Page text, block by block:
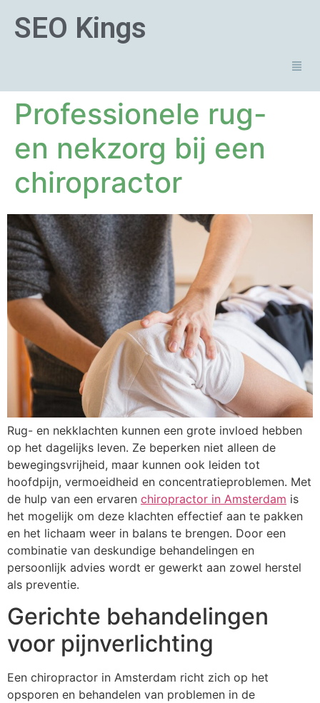
SEO Kings
Professionele rug-
en nekzorg bij een
chiropractor
Rug- en nekklachten kunnen een grote invloed hebben
op het dagelijks leven. Ze beperken niet alleen de
bewegingsvrijheid, maar kunnen ook leiden tot
hoofdpijn, vermoeidheid en concentratieproblemen. Met
de hulp van een ervaren chiropractor in Amsterdam is
het mogelijk om deze klachten effectief aan te pakken
en het lichaam weer in balans te brengen. Door een
combinatie van deskundige behandelingen en
persoonlijk advies wordt er gewerkt aan zowel herstel
als preventie.
Gerichte behandelingen
voor pijnverlichting
Een chiropractor in Amsterdam richt zich op het
opsporen en behandelen van problemen in de